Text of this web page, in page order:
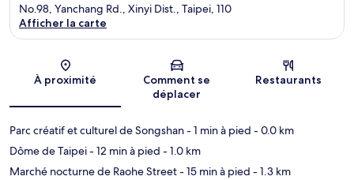
Carte
No.98, Yanchang Rd., Xinyi Dist., Taipei, 110
Afficher la carte
À proximité
Comment se
déplacer
Restaurants
Parc créatif et culturel de Songshan- 1 min à pied - 0.0 km
Dôme de Taipei- 12 min à pied - 1.0 km
Marché nocturne de Raohe Street- 15 min à pied - 1.3 km